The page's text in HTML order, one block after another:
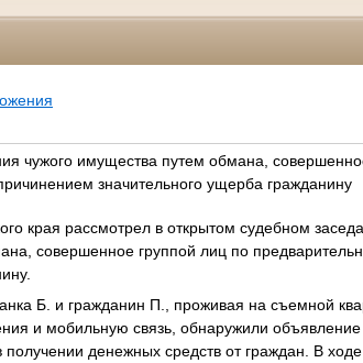
чужого имущества путем обмана,
значительного ущерба гражданину
края рассмотрел в открытом судебном
совершенное группой лиц по
Б. и гражданин П., проживая на съемной
и мобильную связь, обнаружили объявление
получении денежных средств от граждан. В